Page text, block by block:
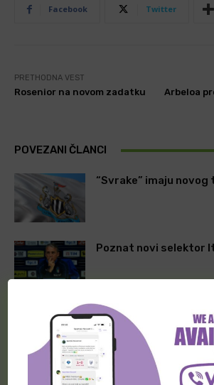
Facebook Twitter
PRETHODNA VEST
Rosenior na novom zadatku
Arbeloa
POVEZANI ČLANCI
“Svrake” imaju novog
Poznat novi selektor
Zidan na klupi